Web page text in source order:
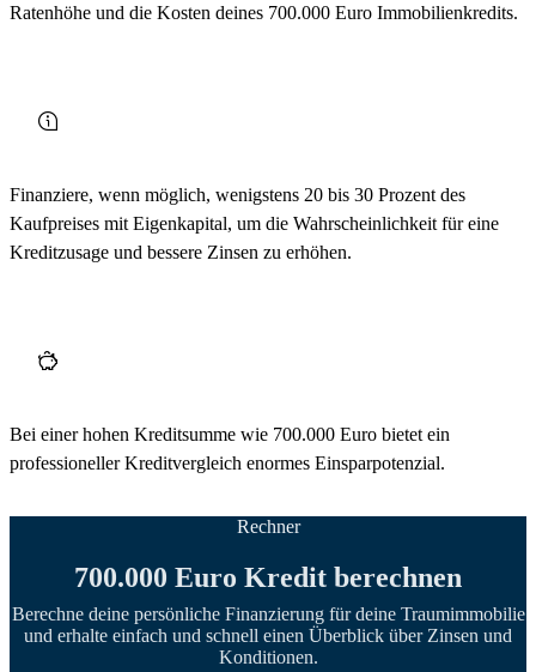
Ratenhöhe und die Kosten deines 700.000 Euro Immobilienkredits.
Finanziere, wenn möglich, wenigstens 20 bis 30 Prozent des
Kaufpreises mit Eigenkapital, um die Wahrscheinlichkeit für eine
Kreditzusage und bessere Zinsen zu erhöhen.
Bei einer hohen Kreditsumme wie 700.000 Euro bietet ein
professioneller Kreditvergleich enormes Einsparpotenzial.
Rechner
700.000 Euro Kredit berechnen
Berechne deine persönliche Finanzierung für deine Traumimmobilie
und erhalte einfach und schnell einen Überblick über Zinsen und
Konditionen.